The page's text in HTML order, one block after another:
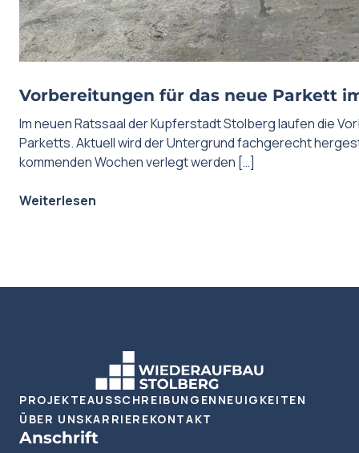
Vorbereitungen für das neue Parkett
Im neuen Ratssaal der Kupferstadt Stolberg laufen die
Parketts. Aktuell wird der Untergrund fachgerecht
kommenden Wochen verlegt werden […]
Weiterlesen
PROJEKTEAUSSCHREIBUNGEN NEUIGKEITEN
ÜBER UNSKARRIEREKONTAKT
Anschrift